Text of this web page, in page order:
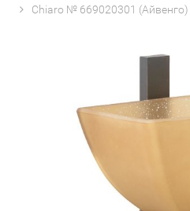
Chiaro № 669020301 (Айвенго)